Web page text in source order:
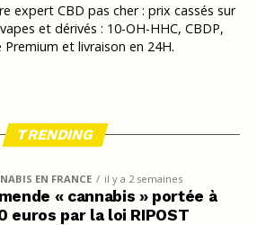
expert CBD pas cher : prix cassés sur
et dérivés : 10-OH-HHC, CBDP,
Premium et livraison en 24H.
TRENDING
EN FRANCE il y a 2 semaines
« cannabis » portée à
euros par la loi RIPOST